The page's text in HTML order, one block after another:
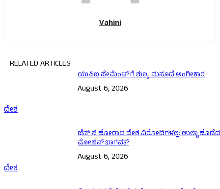
Vahini
RELATED ARTICLES
ದೇಶ
ಯುಪಿಐ ಪೇಮೆಂಟ್ ಗೆ ಶುಲ್ಕ: ಮಸೂದೆ ಅಂಗೀಕಾರ
August 6, 2026
ದೇಶ
ಜೆನ್ ಜಿ ಹೋರಾಟ ದೇಶ ವಿರೋಧಿಗಳಲ್ಲ: ಉಲ್ಟಾ
ಮೋಹನ್ ಭಾಗವತ್
August 6, 2026